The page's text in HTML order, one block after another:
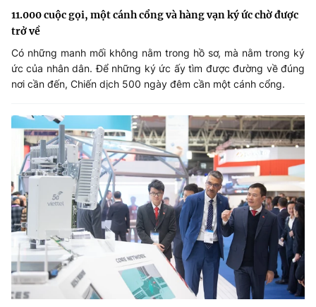
11.000 cuộc gọi, một cánh cổng và hàng vạn ký ức chờ được
trở về
Có những manh mối không nằm trong hồ sơ, mà nằm trong ký
ức của nhân dân. Để những ký ức ấy tìm được đường về đúng
nơi cần đến, Chiến dịch 500 ngày đêm cần một cánh cổng.